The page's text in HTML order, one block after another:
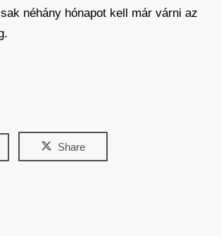
néhány hónapot kell már várni az
Share